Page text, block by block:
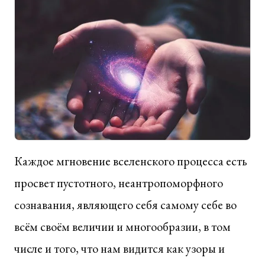
Каждое мгновение вселенского процесса есть
просвет пустотного, неантропоморфного
сознавания, являющего себя самому себе во
всём своём величии и многообразии, в том
числе и того, что нам видится как узоры и